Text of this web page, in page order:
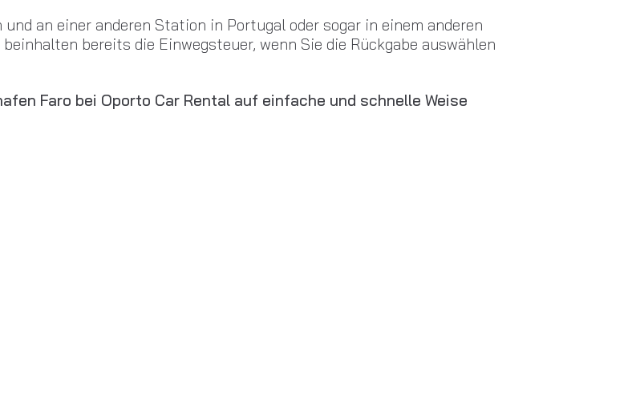
an einer anderen Station in Portugal oder sogar in einem anderen
bereits die Einwegsteuer, wenn Sie die Rückgabe auswählen
Faro bei Oporto Car Rental auf einfache und schnelle Weise